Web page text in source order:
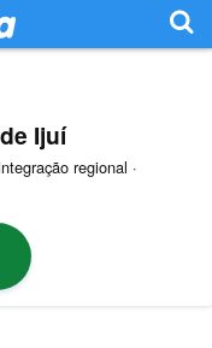
Ijuí
regional ·